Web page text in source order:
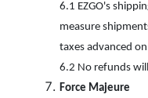
6.1 EZGO's
measure
taxes advanced
6.2 No refunds
Force Majeure